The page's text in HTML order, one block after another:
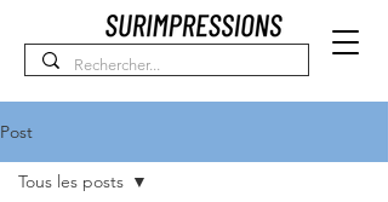
Post
Tous les posts